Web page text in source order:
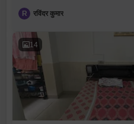
R रविंदर कुमार
14